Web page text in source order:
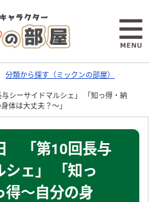
分類から探す（ミックンの部屋）
シーサイドマルシェ」 「知っ得・納
体は大丈夫？～」
「第10回長与
シェ」 「知っ
得～自分の身